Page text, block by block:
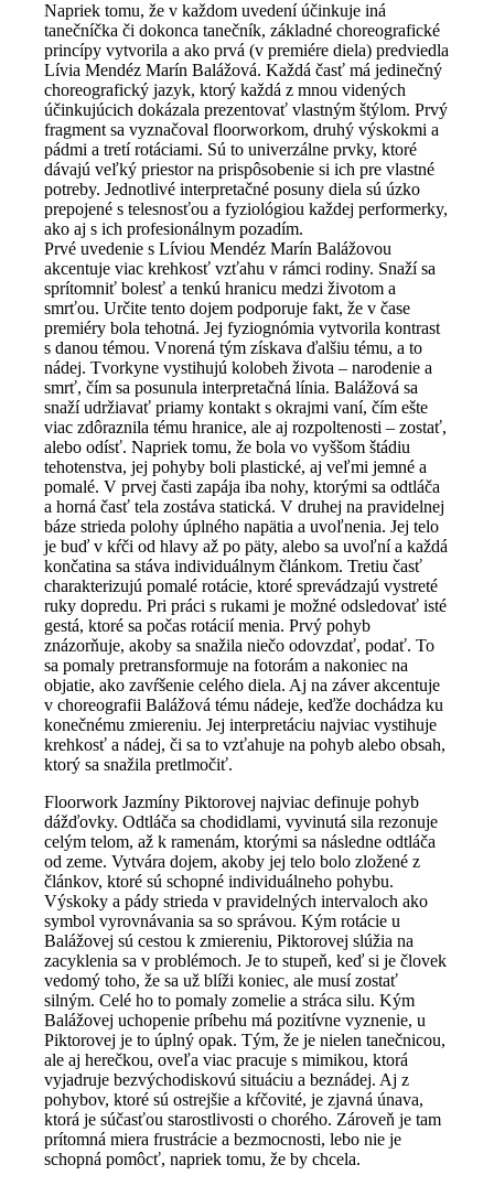
Napriek tomu, že v každom uvedení účinkuje iná
tanečníčka či dokonca tanečník, základné choreografické
princípy vytvorila a ako prvá (v premiére diela) predviedla
Lívia Mendéz Marín Balážová. Každá časť má jedinečný
choreografický jazyk, ktorý každá z mnou videných
účinkujúcich dokázala prezentovať vlastným štýlom. Prvý
fragment sa vyznačoval floorworkom, druhý výskokmi a
pádmi a tretí rotáciami. Sú to univerzálne prvky, ktoré
dávajú veľký priestor na prispôsobenie si ich pre vlastné
potreby. Jednotlivé interpretačné posuny diela sú úzko
prepojené s telesnosťou a fyziológiou každej performerky,
ako aj s ich profesionálnym pozadím.
Prvé uvedenie s Líviou Mendéz Marín Balážovou
akcentuje viac krehkosť vzťahu v rámci rodiny. Snaží sa
sprítomniť bolesť a tenkú hranicu medzi životom a
smrťou. Určite tento dojem podporuje fakt, že v čase
premiéry bola tehotná. Jej fyziognómia vytvorila kontrast
s danou témou. Vnorená tým získava ďalšiu tému, a to
nádej. Tvorkyne vystihujú kolobeh života – narodenie a
smrť, čím sa posunula interpretačná línia. Balážová sa
snaží udržiavať priamy kontakt s okrajmi vaní, čím ešte
viac zdôraznila tému hranice, ale aj rozpoltenosti – zostať,
alebo odísť. Napriek tomu, že bola vo vyššom štádiu
tehotenstva, jej pohyby boli plastické, aj veľmi jemné a
pomalé. V prvej časti zapája iba nohy, ktorými sa odtláča
a horná časť tela zostáva statická. V druhej na pravidelnej
báze strieda polohy úplného napätia a uvoľnenia. Jej telo
je buď v kŕči od hlavy až po päty, alebo sa uvoľní a každá
končatina sa stáva individuálnym článkom. Tretiu časť
charakterizujú pomalé rotácie, ktoré sprevádzajú vystreté
ruky dopredu. Pri práci s rukami je možné odsledovať isté
gestá, ktoré sa počas rotácií menia. Prvý pohyb
znázorňuje, akoby sa snažila niečo odovzdať, podať. To
sa pomaly pretransformuje na fotorám a nakoniec na
objatie, ako zavŕšenie celého diela. Aj na záver akcentuje
v choreografii Balážová tému nádeje, keďže dochádza ku
konečnému zmiereniu. Jej interpretáciu najviac vystihuje
krehkosť a nádej, či sa to vzťahuje na pohyb alebo obsah,
ktorý sa snažila pretlmočiť.
Floorwork Jazmíny Piktorovej najviac definuje pohyb
dážďovky. Odtláča sa chodidlami, vyvinutá sila rezonuje
celým telom, až k ramenám, ktorými sa následne odtláča
od zeme. Vytvára dojem, akoby jej telo bolo zložené z
článkov, ktoré sú schopné individuálneho pohybu.
Výskoky a pády strieda v pravidelných intervaloch ako
symbol vyrovnávania sa so správou. Kým rotácie u
Balážovej sú cestou k zmiereniu, Piktorovej slúžia na
zacyklenia sa v problémoch. Je to stupeň, keď si je človek
vedomý toho, že sa už blíži koniec, ale musí zostať
silným. Celé ho to pomaly zomelie a stráca silu. Kým
Balážovej uchopenie príbehu má pozitívne vyznenie, u
Piktorovej je to úplný opak. Tým, že je nielen tanečnicou,
ale aj herečkou, oveľa viac pracuje s mimikou, ktorá
vyjadruje bezvýchodiskovú situáciu a beznádej. Aj z
pohybov, ktoré sú ostrejšie a kŕčovité, je zjavná únava,
ktorá je súčasťou starostlivosti o chorého. Zároveň je tam
prítomná miera frustrácie a bezmocnosti, lebo nie je
schopná pomôcť, napriek tomu, že by chcela.